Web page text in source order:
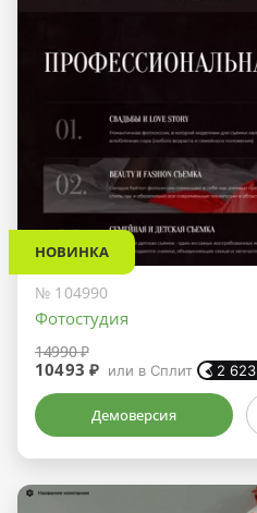
НОВИНКА
№ 104990
Фотостудия
14990 ₽
10493 ₽ или в Сплит 2 623
Демоверсия